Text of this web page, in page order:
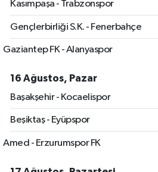
Kasımpaşa - Trabzonspor
Gençlerbirliği S.K. - Fenerbahçe
Gaziantep FK - Alanyaspor
16 Ağustos, Pazar
Başakşehir - Kocaelispor
Beşiktaş - Eyüpspor
Amed - Erzurumspor FK